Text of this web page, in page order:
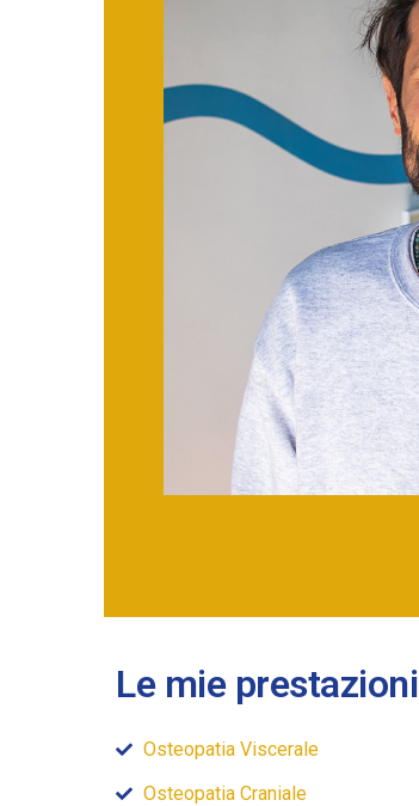
Le mie prestazioni
Osteopatia Viscerale
Osteopatia Craniale